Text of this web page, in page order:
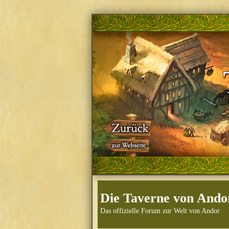
Die Taverne von
Das offizielle Forum zur Welt von Andor